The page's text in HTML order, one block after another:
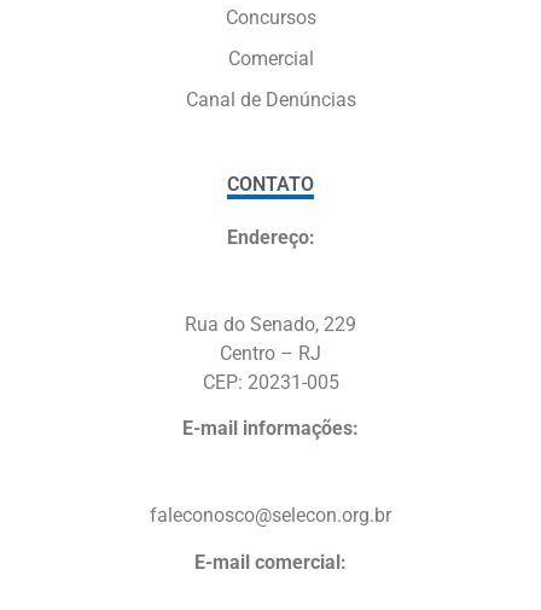
Concursos
Comercial
Canal de Denúncias
CONTATO
Endereço:
Rua do Senado, 229
Centro – RJ
CEP: 20231-005
E-mail informações:
faleconosco@selecon.org.br
E-mail comercial: